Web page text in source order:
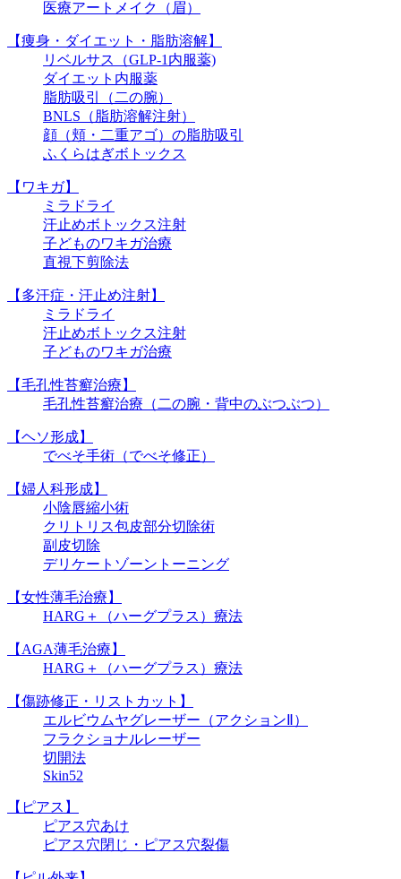
医療アートメイク（眉）
【痩身・ダイエット・脂肪溶解】
リベルサス（GLP-1内服薬)
ダイエット内服薬
脂肪吸引（二の腕）
BNLS（脂肪溶解注射）
顔（頬・二重アゴ）の脂肪吸引
ふくらはぎボトックス
【ワキガ】
ミラドライ
汗止めボトックス注射
子どものワキガ治療
直視下剪除法
【多汗症・汗止め注射】
ミラドライ
汗止めボトックス注射
子どものワキガ治療
【⽑孔性苔癬治療】
⽑孔性苔癬治療（⼆の腕・背中のぶつぶつ）
【ヘソ形成】
でべそ手術（でべそ修正）
【婦人科形成】
小陰唇縮小術
クリトリス包皮部分切除術
副皮切除
デリケートゾーントーニング
【女性薄毛治療】
HARG＋（ハーグプラス）療法
【AGA薄毛治療】
HARG＋（ハーグプラス）療法
【傷跡修正・リストカット】
エルビウムヤグレーザー（アクションⅡ）
フラクショナルレーザー
切開法
Skin52
【ピアス】
ピアス穴あけ
ピアス穴閉じ・ピアス穴裂傷